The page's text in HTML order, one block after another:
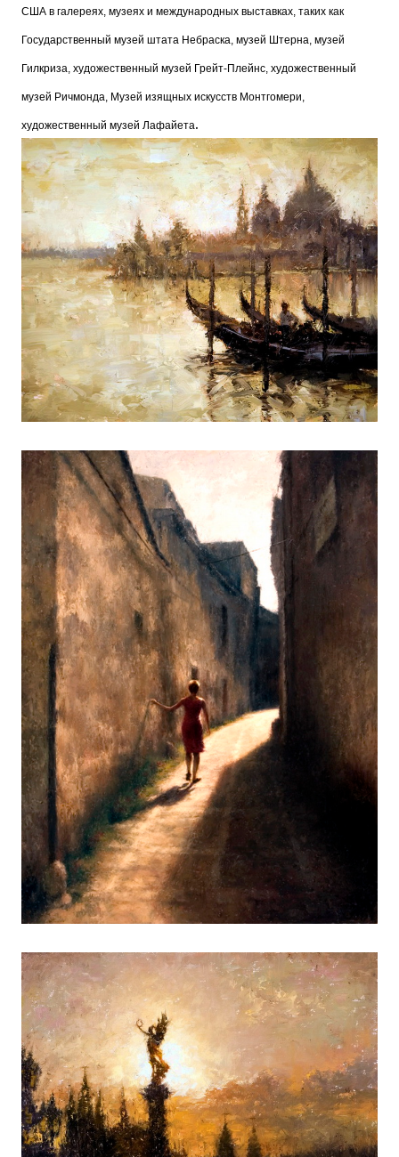
США в галереях, музеях и международных выставках, таких как
Государственный музей штата Небраска, музей Штерна, музей
Гилкриза, художественный музей Грейт-Плейнс, художественный
музей Ричмонда, Музей изящных искусств Монтгомери,
художественный музей Лафайета.